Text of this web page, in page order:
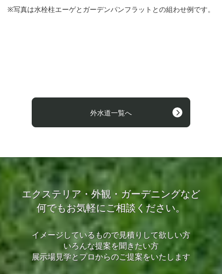
※写真は水栓柱エーゲとガーデンパンフラットとの組わせ例です。
外水道一覧へ
エクステリア・外観・ガーデニングなど
何でもお気軽にご相談ください。
イメージしているもので見積りして欲しい方
いろんな提案を聞きたい方
展示場見学とプロからのご提案をいたします